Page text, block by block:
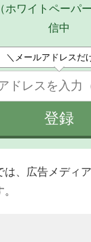
ホワイトペーパ
信中
＼メールアドレスだ
は、広告メディ